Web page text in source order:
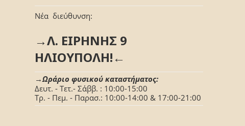
Νέα διεύθυνση:
→Λ. ΕΙΡΗΝΗΣ 9
ΗΛΙΟΥΠΟΛΗ!←
→Ωράριο φυσικού καταστήματος:
Δευτ. - Τετ.- Σάββ. : 10:00-15:00
Τρ. - Πεμ. - Παρασ.: 10:00-14:00 & 17:00-21:00